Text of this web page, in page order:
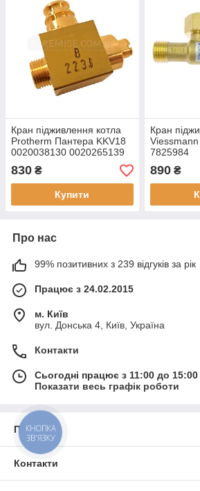
Кран підживлення котла
Protherm Пантера KKV18
0020038130 0020265139
830 ₴
Купити
Кран
7825984
890₴
Про нас
99% позитивних з 239 відгуків за рік
Працює з 24.02.2015
м. Київ
вул. Донська 4, Київ, Україна
Контакти
Сьогодні працює з 11:00 до 15:00
Показати весь графік роботи
Про нас
Контакти
КНОПКА
ЗВ'ЯЗКУ